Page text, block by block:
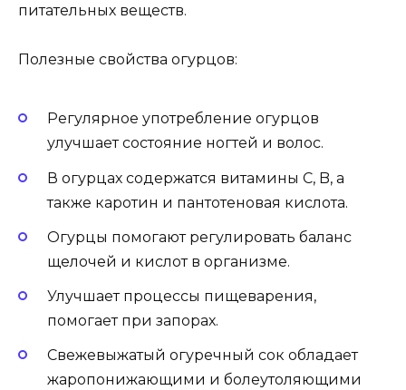
питательных веществ.
Полезные свойства огурцов:
Регулярное употребление огурцов
улучшает состояние ногтей и волос.
В огурцах содержатся витамины C, B, а
также каротин и пантотеновая кислота.
Огурцы помогают регулировать баланс
щелочей и кислот в организме.
Улучшает процессы пищеварения,
помогает при запорах.
Свежевыжатый огуречный сок обладает
жаропонижающими и болеутоляющими